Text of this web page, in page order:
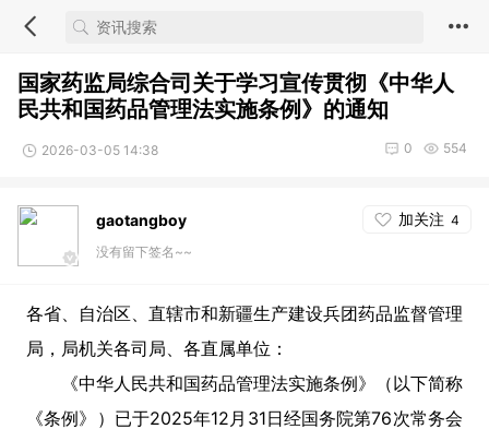
国家药监局综合司关于学习宣传贯彻《中华人
民共和国药品管理法实施条例》的通知
2026-03-05 14:38 554
0
gaotangboy 加关注 4
没有留下签名~~
各省、自治区、直辖市和新疆生产建设兵团药品监督管理
局，局机关各司局、各直属单位：
《中华人民共和国药品管理法实施条例》（以下简称
《条例》）已于2025年12月31日经国务院第76次常务会